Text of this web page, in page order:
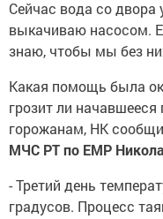
Сейчас вода со двора
выкачиваю насосом.
знаю, чтобы мы без
Какая помощь была
грозит ли
горожанам, НК
МЧС РТ по ЕМР
- Третий день
градусов. Процесс